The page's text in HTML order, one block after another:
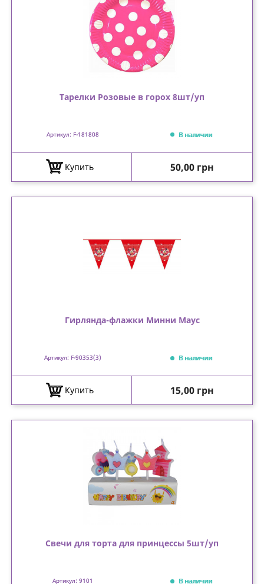
Тарелки Розовые в горох 8шт/уп
Артикул: F-181808 В наличии
Купить Цена
50,00 грн
Гирлянда-флажки Минни Маус
Артикул: F-90353(3) В наличии
Купить Цена
15,00 грн
Свечи для торта для принцессы 5шт/уп
Артикул: 9101 В наличии